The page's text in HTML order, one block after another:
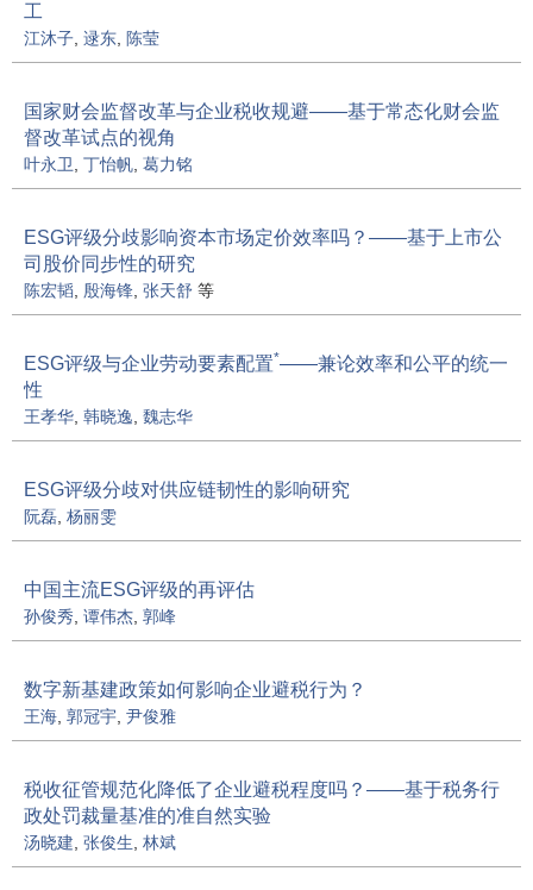
工
江沐子, 逯东, 陈莹
国家财会监督改革与企业税收规避——基于常态化财会监
督改革试点的视角
叶永卫, 丁怡帆, 葛力铭
ESG评级分歧影响资本市场定价效率吗？——基于上市公
司股价同步性的研究
陈宏韬, 殷海锋, 张天舒 等
ESG评级与企业劳动要素配置*——兼论效率和公平的统一
性
王孝华, 韩晓逸, 魏志华
ESG评级分歧对供应链韧性的影响研究
阮磊, 杨丽雯
中国主流ESG评级的再评估
孙俊秀, 谭伟杰, 郭峰
数字新基建政策如何影响企业避税行为？
王海, 郭冠宇, 尹俊雅
税收征管规范化降低了企业避税程度吗？——基于税务行
政处罚裁量基准的准自然实验
汤晓建, 张俊生, 林斌